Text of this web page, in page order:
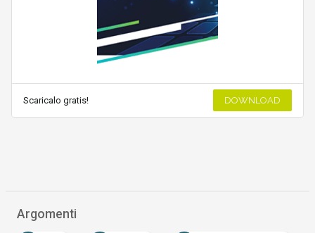
Scaricalo gratis! DOWNLOAD
Argomenti